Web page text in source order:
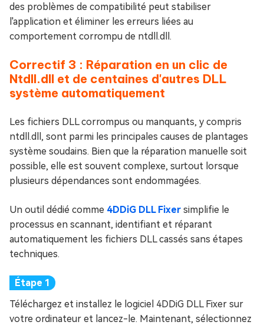
des problèmes de compatibilité peut stabiliser
l'application et éliminer les erreurs liées au
comportement corrompu de ntdll.dll.
Correctif 3 : Réparation en un clic de
Ntdll.dll et de centaines d'autres DLL
système automatiquement
Les fichiers DLL corrompus ou manquants, y compris
ntdll.dll, sont parmi les principales causes de plantages
système soudains. Bien que la réparation manuelle soit
possible, elle est souvent complexe, surtout lorsque
plusieurs dépendances sont endommagées.
Un outil dédié comme 4DDiG DLL Fixer simplifie le
processus en scannant, identifiant et réparant
automatiquement les fichiers DLL cassés sans étapes
techniques.
Téléchargez et installez le logiciel 4DDiG DLL Fixer sur
votre ordinateur et lancez-le. Maintenant, sélectionnez